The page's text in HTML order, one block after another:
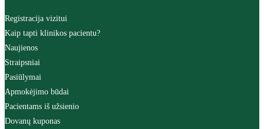
Registracija vizitui
Kaip tapti klinikos pacientu?
Naujienos
Straipsniai
Pasiūlymai
Apmokėjimo būdai
Pacientams iš užsienio
Dovanų kuponas